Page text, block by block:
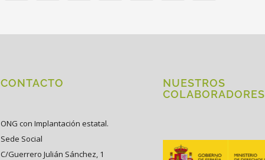
CONTACTO
ONG con Implantación estatal.
Sede Social
C/Guerrero Julián Sánchez, 1
NUESTROS
COLABORADORES